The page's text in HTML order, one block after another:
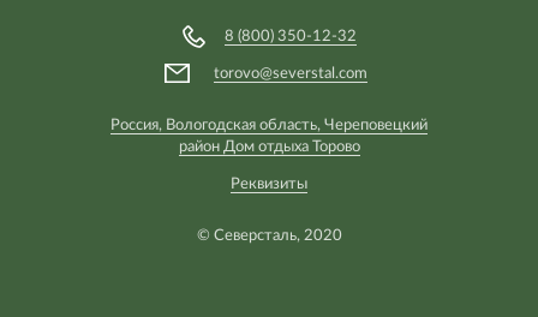
8 (800) 350-12-32
torovo@severstal.com
Россия, Вологодская область, Череповецкий
район Дом отдыха Торово
Реквизиты
© Северсталь, 2020